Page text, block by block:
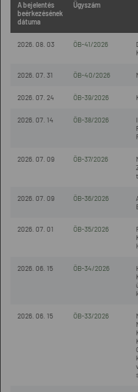
A bejelentés
beérkezésének
dátuma
Ügyszám
2026. 08. 03 ÖB-41/2026
2026. 07. 31 ÖB-40/2026
2026. 07. 24 ÖB-39/2026
2026. 07. 14 ÖB-38/2026
2026. 07. 09 ÖB-37/2026
2026. 07. 09 ÖB-36/2026
2026. 07. 01 ÖB-35/2026
2026. 06. 15 ÖB-34/2026
2026. 06. 15 ÖB-33/2026